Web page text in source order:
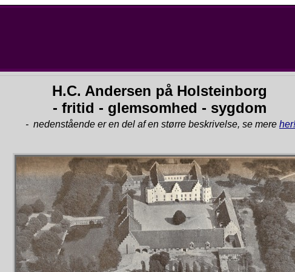
H.C. Andersen på Holsteinborg
- fritid - glemsomhed - sygdom
- nedenstående er en del af en større beskrivelse, se mere her!